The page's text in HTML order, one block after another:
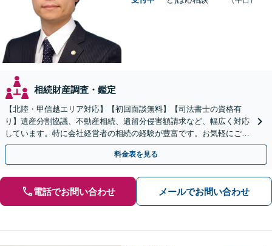
相続財産調査・鑑定
【北陸・甲信越エリア対応】【初回面談無料】【司法書士の資格有
り】遺産分割協議、不動産相続、遺留分侵害額請求など、幅広く対応
しています。特に会社経営者の相続の経験が豊富です。お気軽にご相
談ください。【休日・夜間面談可】【オンライン面談可】
料金表を見る
電話でお問い合わせ メールでお問い合わせ